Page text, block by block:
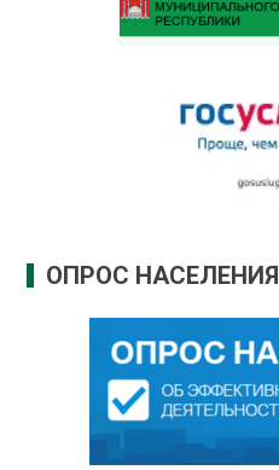
ОПРОС НАСЕЛЕНИЯ